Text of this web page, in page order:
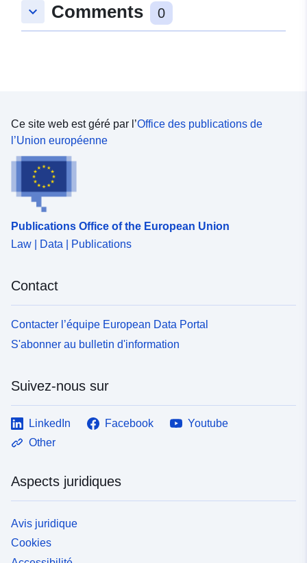
keyboard_arrow_down Comments 0
Ce site web est géré par l’Office des publications de
l’Union européenne
Publications Office of the European Union
Law | Data | Publications
Contact
Contacter l’équipe European Data Portal
S'abonner au bulletin d'information
Suivez-nous sur
LinkedIn Facebook
Youtube
Other
Aspects juridiques
Avis juridique
Cookies